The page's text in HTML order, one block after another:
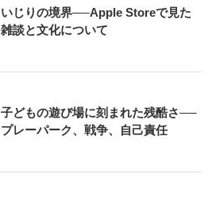
いじりの境界──Apple Storeで見た
雑談と文化について
子どもの遊び場に刻まれた残酷さ──
プレーパーク、戦争、自己責任